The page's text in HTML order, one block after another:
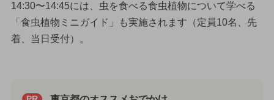
14:30〜14:45には、虫を食べる食虫植物について学べる
「食虫植物ミニガイド」も実施されます（定員10名、先
着、当日受付）。